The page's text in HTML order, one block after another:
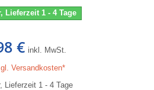
Lieferzeit 1 - 4 Tage
€ inkl. MwSt.
Versandkosten*
Lieferzeit 1 - 4 Tage